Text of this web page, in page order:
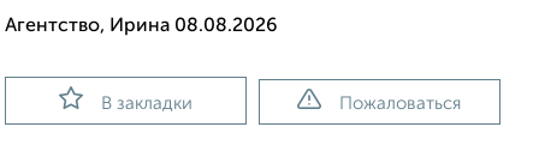
Агентство, Ирина 08.08.2026
В закладки Пожаловаться